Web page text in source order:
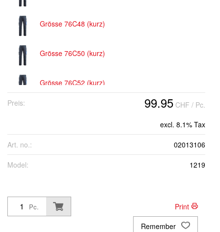
Grösse 76C48 (kurz)
Grösse 76C50 (kurz)
Grösse 76C52 (kurz)
Grösse 82C48 (Standard)
Preis: 99.95 CHF / Pc.
excl. 8.1% Tax
Art. no.: 02013106
Model: 1219
Pc.
Print
Remember